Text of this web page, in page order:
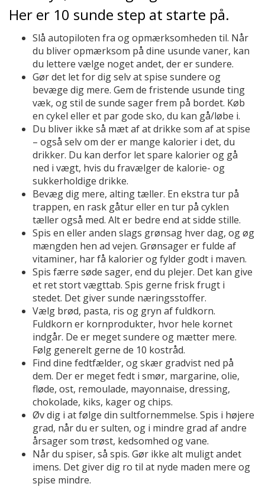
Her er 10 sunde step at starte på.
Slå autopiloten fra og opmærksomheden til. Når
du bliver opmærksom på dine usunde vaner, kan
du lettere vælge noget andet, der er sundere.
Gør det let for dig selv at spise sundere og
bevæge dig mere. Gem de fristende usunde ting
væk, og stil de sunde sager frem på bordet. Køb
en cykel eller et par gode sko, du kan gå/løbe i.
Du bliver ikke så mæt af at drikke som af at spise
– også selv om der er mange kalorier i det, du
drikker. Du kan derfor let spare kalorier og gå
ned i vægt, hvis du fravælger de kalorie- og
sukkerholdige drikke.
Bevæg dig mere, alting tæller. En ekstra tur på
trappen, en rask gåtur eller en tur på cyklen
tæller også med. Alt er bedre end at sidde stille.
Spis en eller anden slags grønsag hver dag, og øg
mængden hen ad vejen. Grønsager er fulde af
vitaminer, har få kalorier og fylder godt i maven.
Spis færre søde sager, end du plejer. Det kan give
et ret stort vægttab. Spis gerne frisk frugt i
stedet. Det giver sunde næringsstoffer.
Vælg brød, pasta, ris og gryn af fuldkorn.
Fuldkorn er kornprodukter, hvor hele kornet
indgår. De er meget sundere og mætter mere.
Følg generelt gerne de 10 kostråd.
Find dine fedtfælder, og skær gradvist ned på
dem. Der er meget fedt i smør, margarine, olie,
fløde, ost, remoulade, mayonnaise, dressing,
chokolade, kiks, kager og chips.
Øv dig i at følge din sultfornemmelse. Spis i højere
grad, når du er sulten, og i mindre grad af andre
årsager som trøst, kedsomhed og vane.
Når du spiser, så spis. Gør ikke alt muligt andet
imens. Det giver dig ro til at nyde maden mere og
spise mindre.